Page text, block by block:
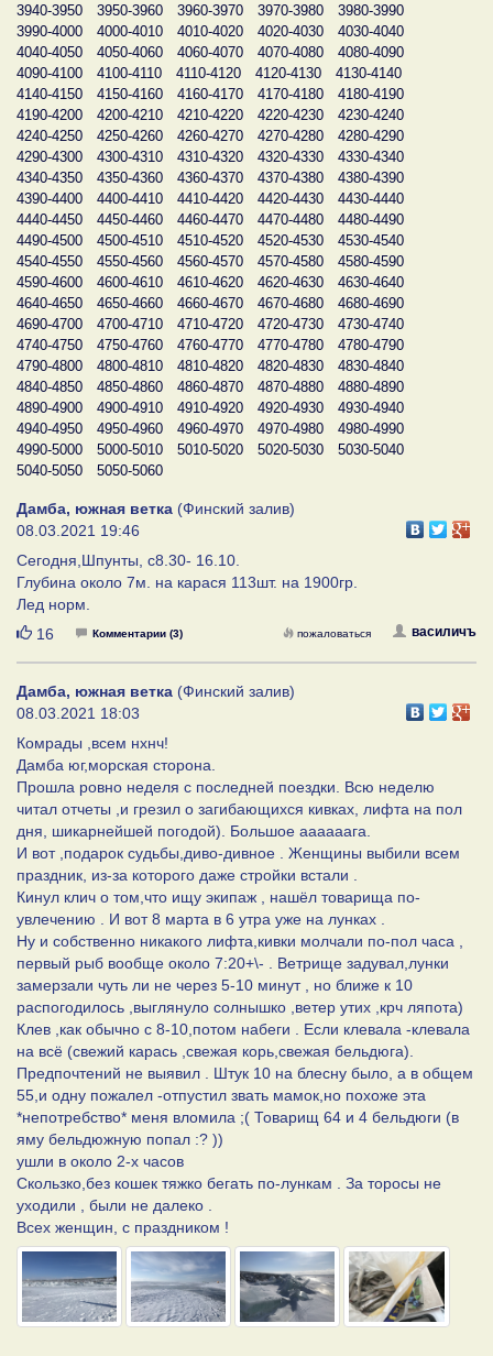
3940-3950
3950-3960 3960-3970 3970-3980
3980-3990
3990-4000
4000-4010 4010-4020 4020-4030
4030-4040
4040-4050
4050-4060 4060-4070 4070-4080
4080-4090
4090-4100
4100-4110 4110-4120 4120-4130
4130-4140
4140-4150
4150-4160 4160-4170 4170-4180
4180-4190
4190-4200
4200-4210 4210-4220 4220-4230
4230-4240
4240-4250
4250-4260 4260-4270 4270-4280
4280-4290
4290-4300
4300-4310 4310-4320 4320-4330
4330-4340
4340-4350
4350-4360 4360-4370 4370-4380
4380-4390
4390-4400
4400-4410 4410-4420 4420-4430
4430-4440
4440-4450
4450-4460 4460-4470 4470-4480
4480-4490
4490-4500
4500-4510 4510-4520 4520-4530
4530-4540
4540-4550
4550-4560 4560-4570 4570-4580
4580-4590
4590-4600
4600-4610 4610-4620 4620-4630
4630-4640
4640-4650
4650-4660 4660-4670 4670-4680
4680-4690
4690-4700
4700-4710 4710-4720 4720-4730
4730-4740
4740-4750
4750-4760 4760-4770 4770-4780
4780-4790
4790-4800
4800-4810 4810-4820 4820-4830
4830-4840
4840-4850
4850-4860 4860-4870 4870-4880
4880-4890
4890-4900
4900-4910 4910-4920 4920-4930
4930-4940
4940-4950
4950-4960 4960-4970 4970-4980
4980-4990
4990-5000
5000-5010 5010-5020 5020-5030
5030-5040
5040-5050
5050-5060
Дамба, южная ветка (Финский залив)
08.03.2021 19:46
Сегодня,Шпунты, с8.30- 16.10.
Глубина около 7м. на карася 113шт. на 1900гр.
Лед норм.
Нравится
16 Комментарии (3) василичъ
пожаловаться
Дамба, южная ветка (Финский залив)
08.03.2021 18:03
Комрады ,всем нхнч!
Дамба юг,морская сторона.
Прошла ровно неделя с последней поездки. Всю неделю
читал отчеты ,и грезил о загибающихся кивках, лифта на пол
дня, шикарнейшей погодой). Большое аааааага.
И вот ,подарок судьбы,диво-дивное . Женщины выбили всем
праздник, из-за которого даже стройки встали .
Кинул клич о том,что ищу экипаж , нашёл товарища по-
увлечению . И вот 8 марта в 6 утра уже на лунках .
Ну и собственно никакого лифта,кивки молчали по-пол часа ,
первый рыб вообще около 7:20+\- . Ветрище задувал,лунки
замерзали чуть ли не через 5-10 минут , но ближе к 10
распогодилось ,выглянуло солнышко ,ветер утих ,крч ляпота)
Клев ,как обычно с 8-10,потом набеги . Если клевала -клевала
на всё (свежий карась ,свежая корь,свежая бельдюга).
Предпочтений не выявил . Штук 10 на блесну было, а в общем
55,и одну пожалел -отпустил звать мамок,но похоже эта
*непотребство* меня вломила ;( Товарищ 64 и 4 бельдюги (в
яму бельдюжную попал :? ))
ушли в около 2-х часов
Скользко,без кошек тяжко бегать по-лункам . За торосы не
уходили , были не далеко .
Всех женщин, с праздником !